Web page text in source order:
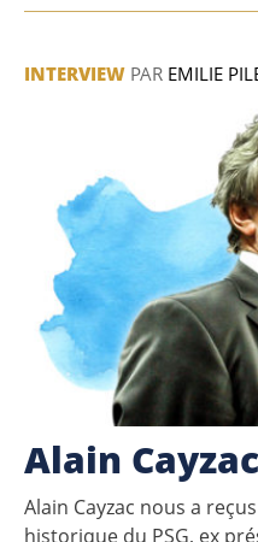
INTERVIEW PAR EMILIE
Alain Cayzac
Alain Cayzac nous a
historique du PSG, ex